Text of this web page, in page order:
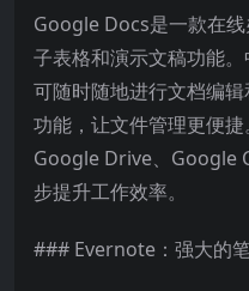
Google Docs是一款在
子表格和演示文稿功能
可随时随地进行文档编
功能，让文件管理更便
Google Drive、Google
步提升工作效率。
### Evernote：强大的